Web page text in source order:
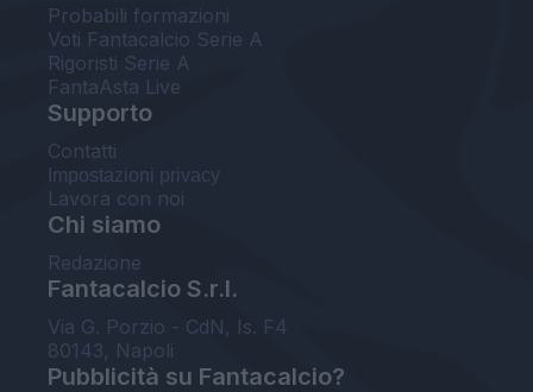
Probabili formazioni
Voti Fantacalcio Serie A
Rigoristi Serie A
FantaAsta Live
Supporto
Contatti
Impostazioni privacy
Lavora con noi
Chi siamo
Redazione
Fantacalcio S.r.l.
Via G. Porzio - CdN, Is. F4
80143, Napoli
Pubblicità su Fantacalcio?